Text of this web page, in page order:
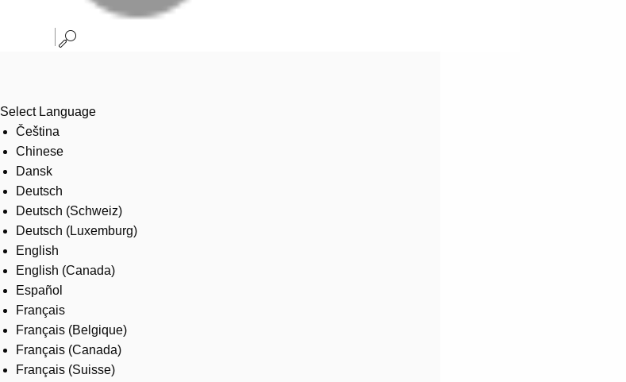
Select Language
Čeština
Chinese
Dansk
Deutsch
Deutsch (Schweiz)
Deutsch (Luxemburg)
English
English (Canada)
Español
Français
Français (Belgique)
Français (Canada)
Français (Suisse)